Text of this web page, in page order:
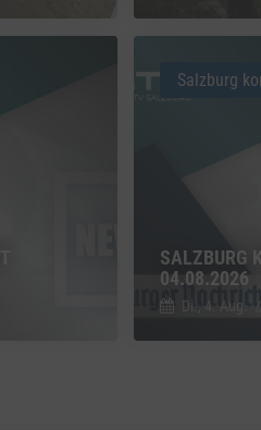
SALZBURG
04.08.2026
Di., 4. Aug. //
Salzburg
zu Vimeo